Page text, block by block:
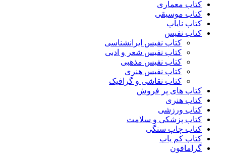
کتاب معماری
کتاب موسیقی
کتاب نایاب
کتاب نفیس
کتاب نفیس ایرانشناسی
کتاب نفیس شعر و ادبی
کتاب نفیس مذهبی
کتاب نفیس هنری
کتاب نقاشی و گرافیک
کتاب های پر فروش
کتاب هنری
کتاب ورزشی
کتاب پزشکی و سلامت
کتاب چاپ سنگی
کتاب کم یاب
گرامافون